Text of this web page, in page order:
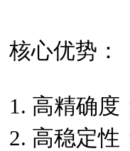
核心优势：
1. 高精确度
2. 高稳定性